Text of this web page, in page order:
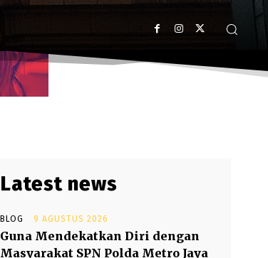
Latest news
BLOG 9 AGUSTUS 2026
Guna Mendekatkan Diri dengan
Masyarakat SPN Polda Metro Jaya